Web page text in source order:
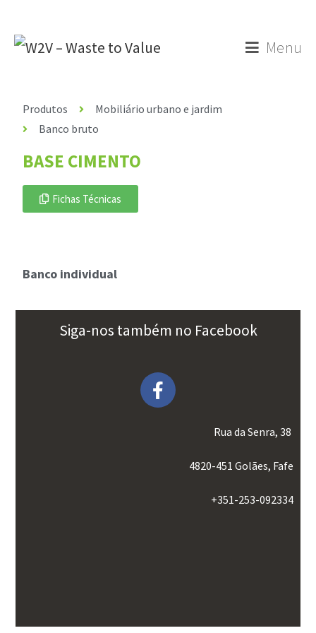
Menu
Produtos
Mobiliário urbano e jardim
Banco bruto
BASE CIMENTO
Fichas Técnicas
Banco individual
Siga-nos também no Facebook
Rua da Senra, 38
4820-451 Golães, Fafe
+351-253-092334